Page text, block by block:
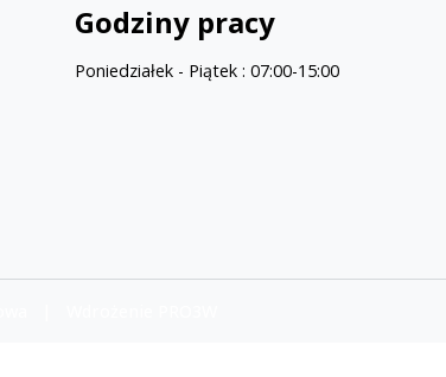
Godziny pracy
Poniedziałek - Piątek : 07:00-15:00